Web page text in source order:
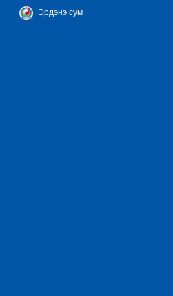
Эрдэнэ сум